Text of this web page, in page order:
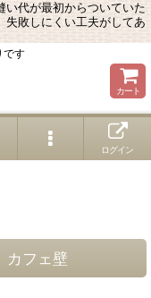
い代が最初からついていた
失敗しにくい工夫がしてあ
です
カート
ログイン
カフェ壁